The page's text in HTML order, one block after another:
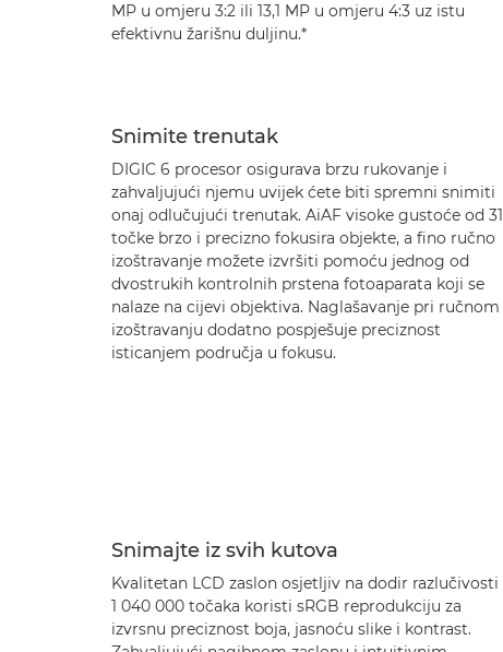
MP u omjeru 3:2 ili 13,1 MP u omjeru 4:3 uz istu
efektivnu žarišnu duljinu.*
Snimite trenutak
DIGIC 6 procesor osigurava brzu rukovanje i
zahvaljujući njemu uvijek ćete biti spremni snimiti
onaj odlučujući trenutak. AiAF visoke gustoće od 31
točke brzo i precizno fokusira objekte, a fino ručno
izoštravanje možete izvršiti pomoću jednog od
dvostrukih kontrolnih prstena fotoaparata koji se
nalaze na cijevi objektiva. Naglašavanje pri ručnom
izoštravanju dodatno pospješuje preciznost
isticanjem područja u fokusu.
Snimajte iz svih kutova
Kvalitetan LCD zaslon osjetljiv na dodir razlučivosti
1 040 000 točaka koristi sRGB reprodukciju za
izvrsnu preciznost boja, jasnoću slike i kontrast.